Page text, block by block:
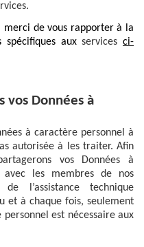
merci de vous rapporter à la
spécifiques auxservices ci-
vos Données à
à caractère personnel à
autorisée à les traiter. Afin
vos Données à
les membres de nos
l’assistance technique
et à chaque fois, seulement
personnel est nécessaire aux